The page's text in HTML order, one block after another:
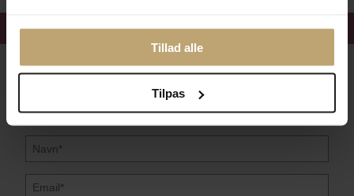
Tillad alle
Tilpas
Få 15%velkomstrabat
Følg med i vores nyhedsbrev
Læs mere her